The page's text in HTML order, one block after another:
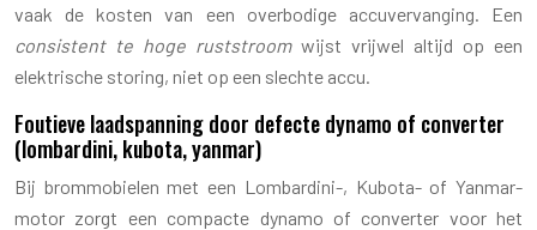
vaak de kosten van een overbodige accuvervanging. Een
consistent te hoge ruststroomwijst vrijwel altijd op een
elektrische storing, niet op een slechte accu.
Foutieve laadspanning door defecte dynamo of converter
(lombardini, kubota, yanmar)
Bij brommobielen met een Lombardini-, Kubota- of Yanmar-
motor zorgt een compacte dynamo of converter voor het